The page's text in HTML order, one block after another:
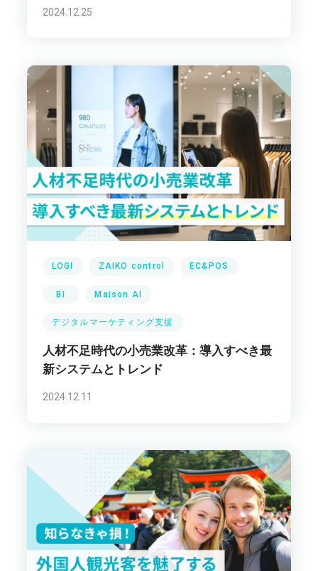
2024.12.25
LOGI ZAIKO control EC&POS
BI Maison AI
デジタルマーケティング支援
人材不足時代の小売業改革：導入すべき最
新システムとトレンド
2024.12.11